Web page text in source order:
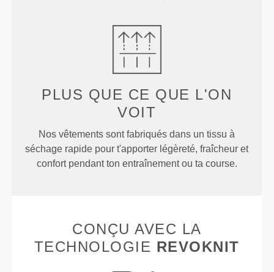
PLUS QUE CE QUE L'ON
VOIT
Nos vêtements sont fabriqués dans un tissu à
séchage rapide pour t'apporter légèreté, fraîcheur et
confort pendant ton entraînement ou ta course.
CONÇU AVEC LA
TECHNOLOGIE REVOKNIT